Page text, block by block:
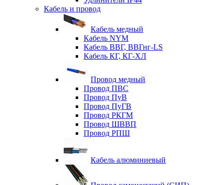
Кабель и провод
Кабель медный
Кабель NYM
Кабель ВВГ, ВВГнг-LS
Кабель КГ, КГ-ХЛ
Провод медный
Провод ПВС
Провод ПуВ
Провод ПуГВ
Провод РКГМ
Провод ШВВП
Провод РПШ
Кабель алюминиевый